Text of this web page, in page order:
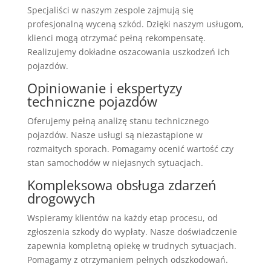
Specjaliści w naszym zespole zajmują się
profesjonalną wyceną szkód. Dzięki naszym usługom,
klienci mogą otrzymać pełną rekompensatę.
Realizujemy dokładne oszacowania uszkodzeń ich
pojazdów.
Opiniowanie i ekspertyzy
techniczne pojazdów
Oferujemy pełną analizę stanu technicznego
pojazdów. Nasze usługi są niezastąpione w
rozmaitych sporach. Pomagamy ocenić wartość czy
stan samochodów w niejasnych sytuacjach.
Kompleksowa obsługa zdarzeń
drogowych
Wspieramy klientów na każdy etap procesu, od
zgłoszenia szkody do wypłaty. Nasze doświadczenie
zapewnia kompletną opiekę w trudnych sytuacjach.
Pomagamy z otrzymaniem pełnych odszkodowań.